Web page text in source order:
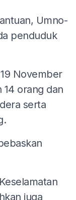
Umno-
penduduk
November
14 orang dan
serta
juga